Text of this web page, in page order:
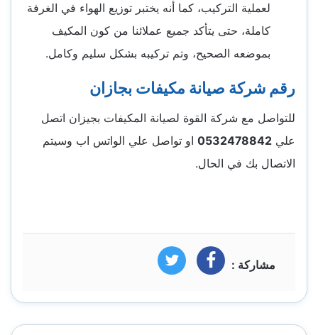
لعملية التركيب، كما أنه يختبر توزيع الهواء في الغرفة
كاملة، حتى يتأكد جميع عملائنا من كون المكيف
بموضعه الصحيح، وتم تركيبه بشكل سليم وكامل.
رقم شركة صيانة مكيفات بجازان
للتواصل مع شركة القوة لصيانة المكيفات بجيزان اتصل
علي 0532478842 او تواصل علي الواتس اب وسيتم
الاتصال بك في الحال.
مشاركة : فيسبوك تويتر